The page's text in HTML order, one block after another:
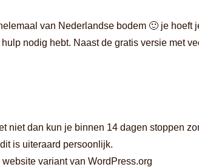
van Nederlandse bodem 🙂 je hoeft
nodig hebt. Naast de gratis versie met
niet dan kun je binnen 14 dagen stoppen
is uiteraard persoonlijk.
variant van WordPress.org